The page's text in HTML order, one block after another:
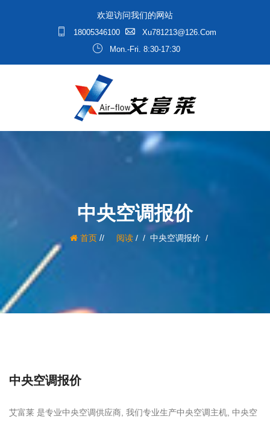
欢迎访问我们的网站
18005346100
Xu781213@126.com
Mon.-Fri. 8:30-17:30
中央空调报价
首页/ 阅读/ 中央空调报价
中央空调报价
艾富莱 是专业中央空调供应商, 我们专业生产中央空调主机, 中央空